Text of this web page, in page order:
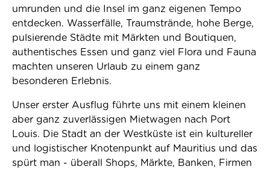
umrunden und die Insel im ganz eigenen Tempo
entdecken. Wasserfälle, Traumstrände, hohe Berge,
pulsierende Städte mit Märkten und Boutiquen,
authentisches Essen und ganz viel Flora und Fauna
machten unseren Urlaub zu einem ganz
besonderen Erlebnis.
Unser erster Ausflug führte uns mit einem kleinen
aber ganz zuverlässigen Mietwagen nach Port
Louis. Die Stadt an der Westküste ist ein kultureller
und logistischer Knotenpunkt auf Mauritius und das
spürt man - überall Shops, Märkte, Banken, Firmen